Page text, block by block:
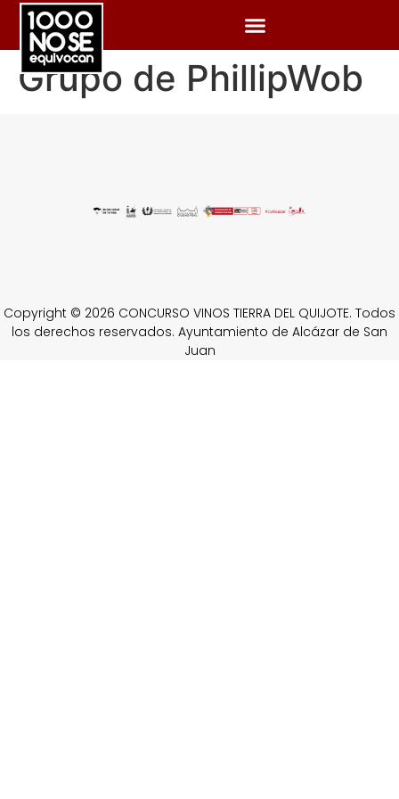
Grupo de PhillipWob
Copyright © 2026 CONCURSO VINOS TIERRA DEL QUIJOTE. Todos
los derechos reservados. Ayuntamiento de Alcázar de San
Juan